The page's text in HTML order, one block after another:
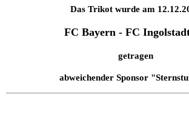
Das Trikot wurde am
FC Bayern - FC
getragen
abweichender Sponsor